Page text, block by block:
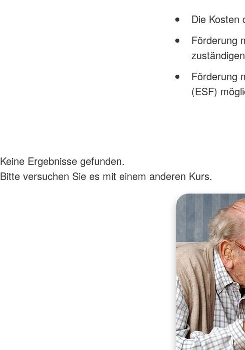
Die Kosten
Förderung
Förderung
(ESF)
Keine Ergebnisse gefunden.
Bitte versuchen Sie es mit einem anderen Kurs.